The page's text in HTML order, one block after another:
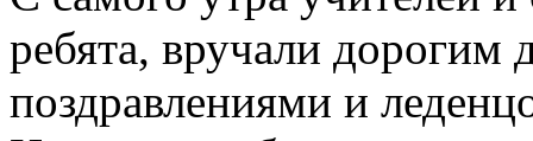
ребята, вручали дорогим
поздравлениями и